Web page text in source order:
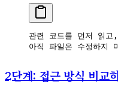
관련 코드를 먼저 읽
아직 파일은 수정하지
2단계: 접근 방식 비교